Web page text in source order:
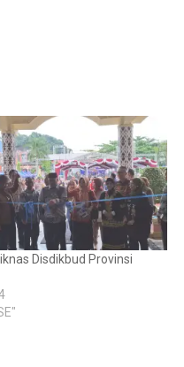
Disdikbud Provinsi